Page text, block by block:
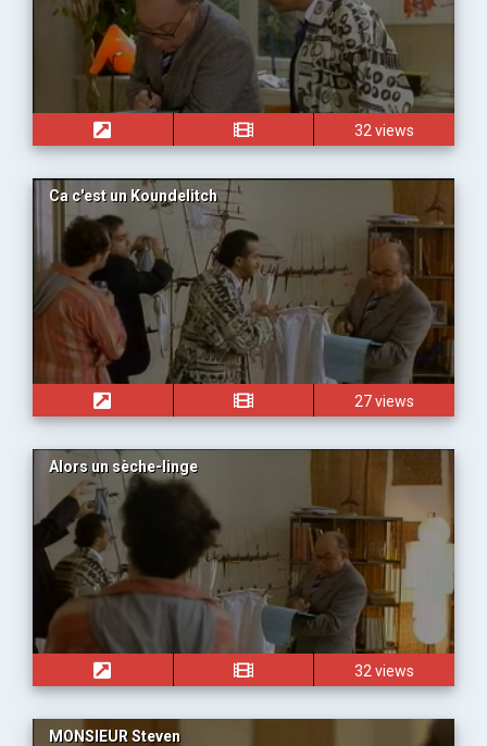
32 views
Ca c'est un Koundelitch
27 views
Alors un sèche-linge
32 views
MONSIEUR Steven